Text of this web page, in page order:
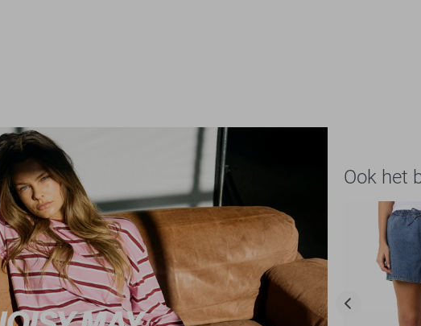
Ook het